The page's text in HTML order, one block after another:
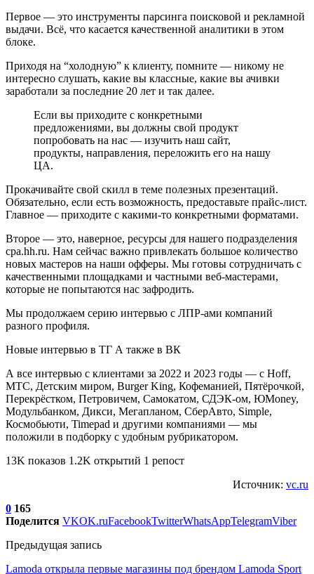
Первое — это инструменты парсинга поисковой и рекламной
выдачи. Всё, что касается качественной аналитики в этом
блоке.
Приходя на “холодную” к клиенту, помните — никому не
интересно слушать, какие вы классные, какие вы ачивки
заработали за последние 20 лет и так далее.
Если вы приходите с конкретными
предложениями, вы должны свой продукт
попробовать на нас — изучить наш сайт,
продукты, направления, переложить его на нашу
ЦА.
Прокачивайте свой скилл в теме полезных презентаций.
Обязательно, если есть возможность, предоставьте прайс-лист.
Главное — приходите с какими-то конкретными форматами.
Второе — это, наверное, ресурсы для нашего подразделения
cpa.hh.ru. Нам сейчас важно привлекать большое количество
новых мастеров на наши офферы. Мы готовы сотрудничать с
качественными площадками и частными веб-мастерами,
которые не попытаются нас зафродить.
Мы продолжаем серию интервью с ЛПР-ами компаний
разного профиля.
Новые интервью в ТГ А также в ВК
А все интервью с клиентами за 2022 и 2023 годы — с Hoff,
МТС, Детским миром, Burger King, Кофеманией, Пятёрочкой,
Перекрёстком, Петровичем, Самокатом, СДЭК-ом, ЮMoney,
Модульбанком, Дикси, Мегапланом, СберАвто, Simple,
Космобьюти, Timepad и другими компаниями — мы
положили в подборку с удобным рубрикатором.
13K показов 1.2K открытий 1 репост
Источник: vc.ru
0 165
Поделится VKOK.ruFacebookTwitterWhatsAppTelegramViber
Предыдущая запись
Lamoda открыла первые магазины под брендом Lamoda Sport